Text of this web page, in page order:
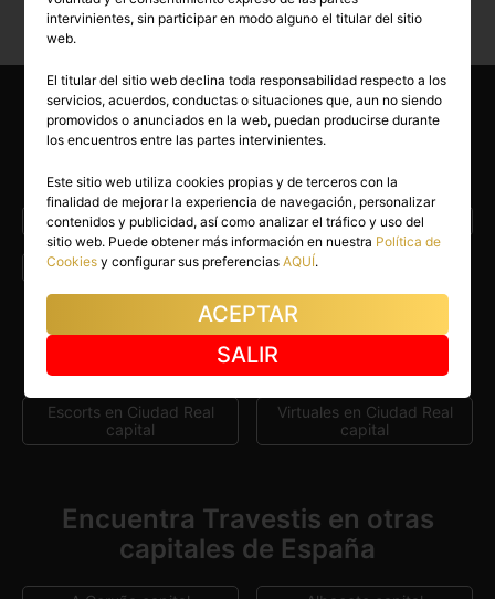
Encuentra Travestis en otras
localidades
Alcázar de San Juan Puertollano
Villamayor de Calatrava
Otras categorías
Escorts en Ciudad Real
capital
Virtuales en Ciudad Real
capital
Encuentra Travestis en otras
capitales de España
intervinientes, sin participar en modo alguno el titular del sitio
web.
El titular del sitio web declina toda responsabilidad respecto a los
servicios, acuerdos, conductas o situaciones que, aun no siendo
promovidos o anunciados en la web, puedan producirse durante
los encuentros entre las partes intervinientes.
Este sitio web utiliza cookies propias y de terceros con la
finalidad de mejorar la experiencia de navegación, personalizar
contenidos y publicidad, así como analizar el tráfico y uso del
sitio web. Puede obtener más información en nuestra Política de
Cookies y configurar sus preferenciasAQUÍ.
ACEPTAR
SALIR